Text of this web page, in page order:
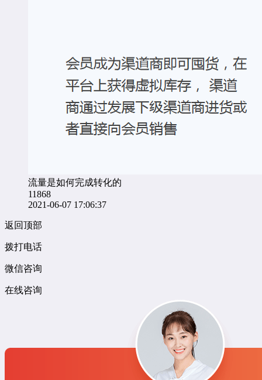
流量是如何完成转化的
11868
2021-06-07 17:06:37
返回顶部
拨打电话
微信咨询
在线咨询